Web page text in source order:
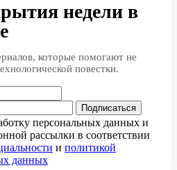
недели в
которые помогают не
повестки.
Подписаться
персональных данных и
рассылки в соответствии
и политикой
данных